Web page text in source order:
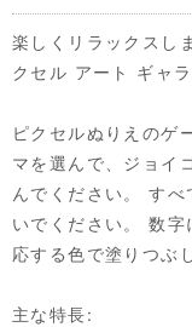
楽しくリラックスし
クセル アート ギャ
ピクセルぬりえのゲ
マを選んで、ジョイ
んでください。 す
いでください。 数
応する色で塗りつぶ
主な特長: